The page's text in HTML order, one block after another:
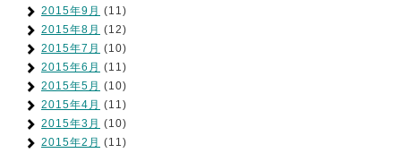
2015年9月 (11)
2015年8月 (12)
2015年7月 (10)
2015年6月 (11)
2015年5月 (10)
2015年4月 (11)
2015年3月 (10)
2015年2月 (11)